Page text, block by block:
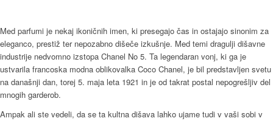
Med parfumi je nekaj ikoničnih imen, ki presegajo čas in ostajajo sinonim za
eleganco, prestiž ter nepozabno dišeče izkušnje. Med temi dragulji dišavne
industrije nedvomno izstopa Chanel No 5. Ta legendaran vonj, ki ga je
ustvarila francoska modna oblikovalka Coco Chanel, je bil predstavljen svetu
na današnji dan, torej 5. maja leta 1921 in je od takrat postal nepogrešljiv del
mnogih garderob.
Ampak ali ste vedeli, da se ta kultna dišava lahko ujame tudi v vaši sobi v